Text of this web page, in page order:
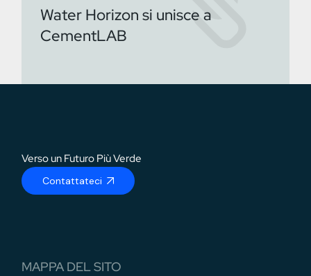
Water Horizon si unisce a
CementLAB
Verso un Futuro Più Verde
Contattateci
MAPPA DEL SITO